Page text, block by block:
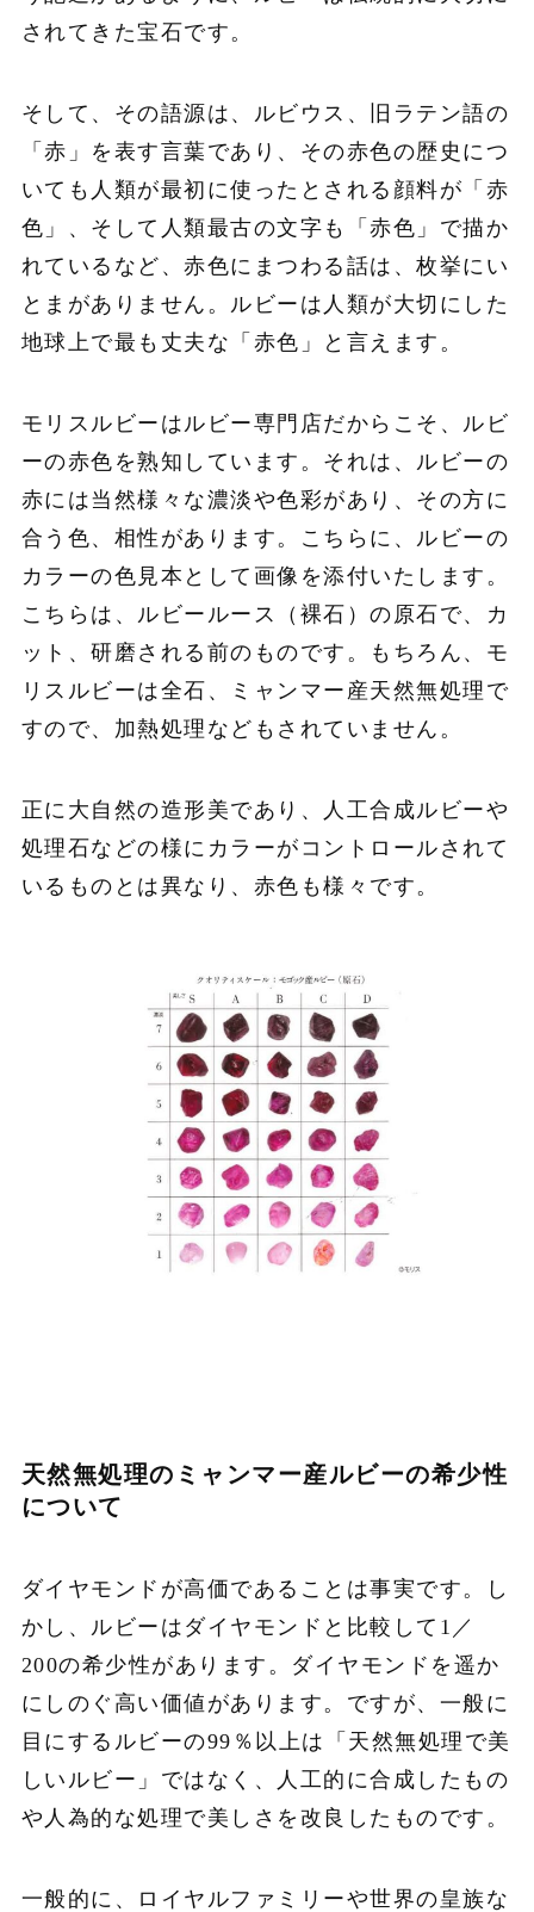
されてきた宝石です。
そして、その語源は、ルビウス、旧ラテン語の
「赤」を表す言葉であり、その赤色の歴史につ
いても人類が最初に使ったとされる顔料が「赤
色」、そして人類最古の文字も「赤色」で描か
れているなど、赤色にまつわる話は、枚挙にい
とまがありません。ルビーは人類が大切にした
地球上で最も丈夫な「赤色」と言えます。
モリスルビーはルビー専門店だからこそ、ルビ
ーの赤色を熟知しています。それは、ルビーの
赤には当然様々な濃淡や色彩があり、その方に
合う色、相性があります。こちらに、ルビーの
カラーの色見本として画像を添付いたします。
こちらは、ルビールース（裸石）の原石で、カ
ット、研磨される前のものです。もちろん、モ
リスルビーは全石、ミャンマー産天然無処理で
すので、加熱処理などもされていません。
正に大自然の造形美であり、人工合成ルビーや
処理石などの様にカラーがコントロールされて
いるものとは異なり、赤色も様々です。
天然無処理のミャンマー産ルビーの希少性
について
ダイヤモンドが高価であることは事実です。し
かし、ルビーはダイヤモンドと比較して1／
200の希少性があります。ダイヤモンドを遥か
にしのぐ高い価値があります。ですが、一般に
目にするルビーの99％以上は「天然無処理で美
しいルビー」ではなく、人工的に合成したもの
や人為的な処理で美しさを改良したものです。
一般的に、ロイヤルファミリーや世界の皇族な